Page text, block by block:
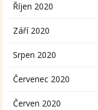
Říjen 2020
Září 2020
Srpen 2020
Červenec 2020
Červen 2020